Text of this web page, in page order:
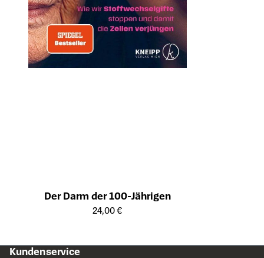
Der Darm der 100-Jährigen
Öffnet die Detailseite des Produkts
24,00 €
Kundenservice